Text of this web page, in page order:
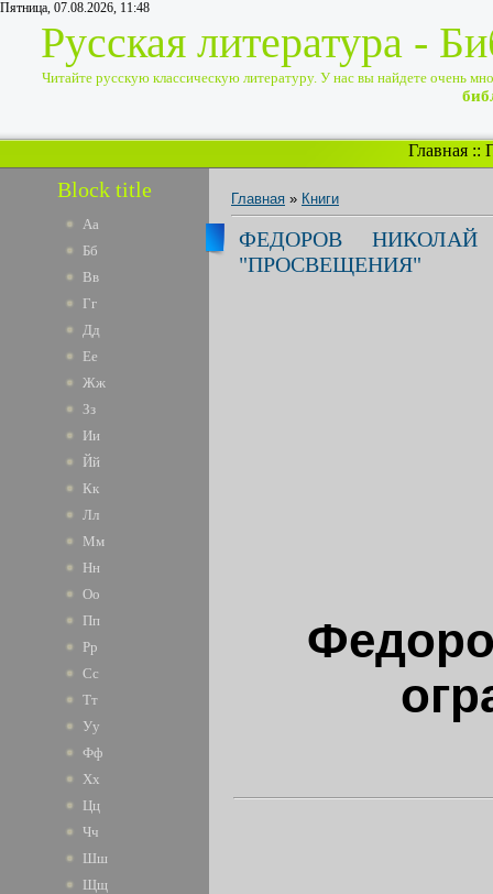
Пятница, 07.08.2026, 11:48
Русская литература -
Читайте русскую классическую литературу. У нас вы найдете очень
Главная ::
Block title
Аа
Бб
Вв
Гг
Дд
Ее
Жж
Зз
Ии
Йй
Кк
Лл
Мм
Нн
Оо
Пп
Рр
Сс
Тт
Уу
Фф
Хх
Цц
Чч
Шш
Щщ
Главная » Книги
ФЕДОРОВ
"ПРОСВЕЩЕНИЯ"